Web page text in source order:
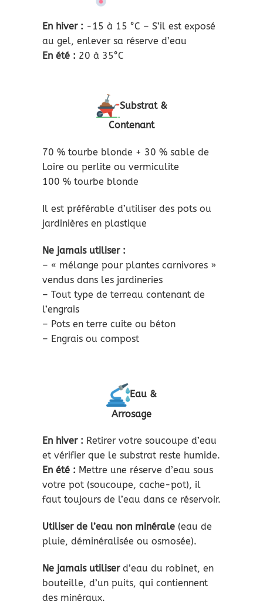
En hiver : -15 à 15 °C – S’il est exposé
au gel, enlever sa réserve d’eau
En été : 20 à 35°C
Substrat &
Contenant
70 % tourbe blonde + 30 % sable de
Loire ou perlite ou vermiculite
100 % tourbe blonde
Il est préférable d’utiliser des pots ou
jardinières en plastique
Ne jamais utiliser :
– « mélange pour plantes carnivores »
vendus dans les jardineries
– Tout type de terreau contenant de
l’engrais
– Pots en terre cuite ou béton
– Engrais ou compost
Eau &
Arrosage
En hiver : Retirer votre soucoupe d’eau
et vérifier que le substrat reste humide.
En été : Mettre une réserve d’eau sous
votre pot (soucoupe, cache-pot), il
faut toujours de l’eau dans ce réservoir.
Utiliser de l’eau non minérale(eau de
pluie, déminéralisée ou osmosée).
Ne jamais utiliserd’eau du robinet, en
bouteille, d’un puits, qui contiennent
des minéraux.